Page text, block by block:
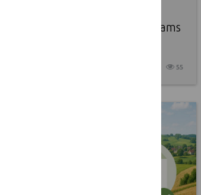
paraiškas komunikacijos projektams
55